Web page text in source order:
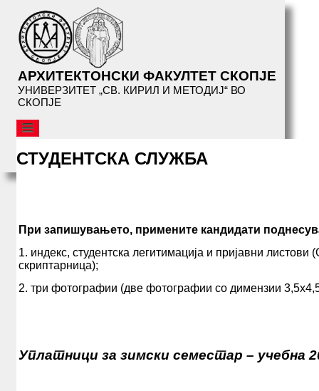
АРХИТЕКТОНСКИ ФАКУЛТЕТ СКОПЈЕ
УНИВЕРЗИТЕТ „СВ. КИРИЛ И МЕТОДИЈ“ ВО
СКОПЈЕ
АФС
ОРГАНИЗАЦИЈА
ТЕМИ СТУДИЈА
ТЕМИ МАГИСТЕРСКИ
СТУДЕНТСКА СЛУЖБА
СТУДЕНТСКА СЛУЖБА
При запишувањето, примените кандидати
1. индекс, студентска легитимација и пријавни
скриптарница);
2. три фотографии (две фотографии со димензии
Уплатници за зимски семестар – учебна